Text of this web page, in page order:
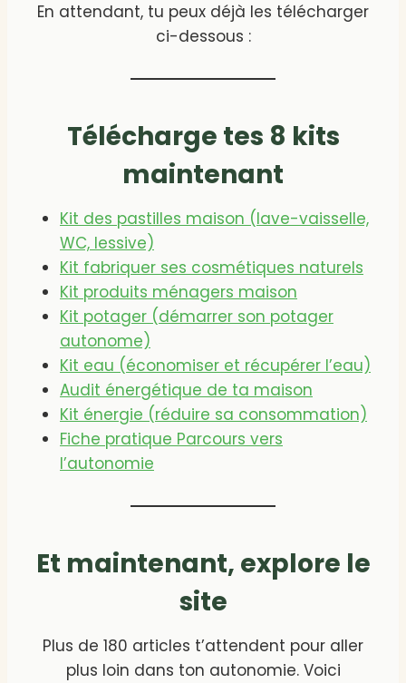
En attendant, tu peux déjà les télécharger
ci-dessous :
Télécharge tes 8 kits
maintenant
Kit des pastilles maison (lave-vaisselle,
WC, lessive)
Kit fabriquer ses cosmétiques naturels
Kit produits ménagers maison
Kit potager (démarrer son potager
autonome)
Kit eau (économiser et récupérer l’eau)
Audit énergétique de ta maison
Kit énergie (réduire sa consommation)
Fiche pratique Parcours vers
l’autonomie
Et maintenant, explore le
site
Plus de 180 articles t’attendent pour aller
plus loin dans ton autonomie. Voici